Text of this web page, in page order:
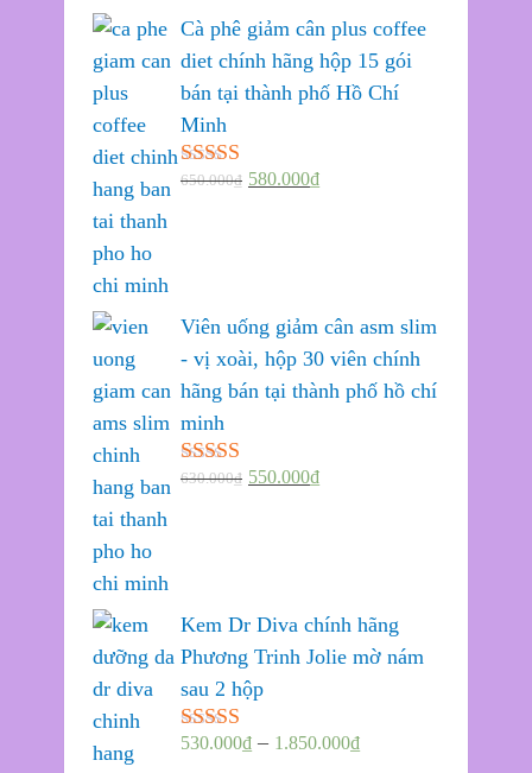
hạng
sao
Cà phê giảm cân plus coffee
diet chính hãng hộp 15 gói
bán tại thành phố Hồ Chí
Minh
Được xếp
650.000₫ 580.000₫
Viên uống giảm cân asm slim
- vị xoài, hộp 30 viên chính
hãng bán tại thành phố hồ chí
minh
Được xếp
630.000₫ 550.000₫
Kem Dr Diva chính hãng
Phương Trinh Jolie mờ nám
sau 2 hộp
Được xếp
530.000₫– 1.850.000₫